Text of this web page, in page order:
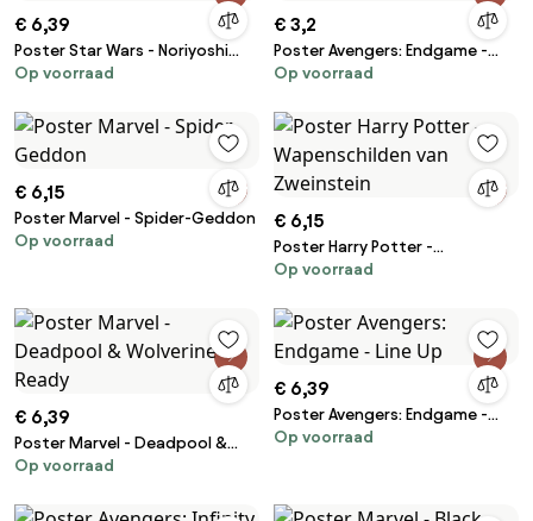
€ 6,39
Poster Star Wars - Noriyoshi
Ohrai
Op voorraad
€ 3,2
Poster Avengers: Endgame -
From The Ashes
Op voorraad
€ 6,15
Poster Marvel - Spider-Geddon
Op voorraad
€ 6,15
Poster Harry Potter -
Wapenschilden van Zweinstein
Op voorraad
€ 6,39
Poster Marvel - Deadpool &
Wolverine - Ready
Op voorraad
€ 6,39
Poster Avengers: Endgame -
Line Up
Op voorraad